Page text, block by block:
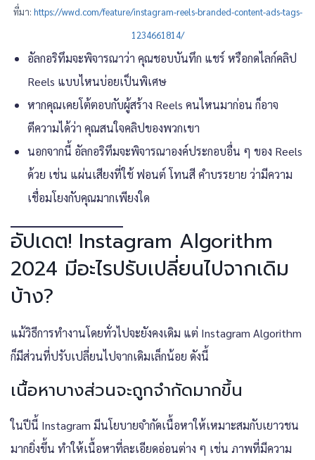
ที่มา: https://wwd.com/feature/instagram-reels-branded-content-ads-tags-
1234661814/
อัลกอริทึมจะพิจารณาว่า คุณชอบบันทึก แชร์ หรือกดไลก์คลิป
Reels แบบไหนบ่อยเป็นพิเศษ
หากคุณเคยโต้ตอบกับผู้สร้าง Reels คนไหนมาก่อน ก็อาจ
ตีความได้ว่า คุณสนใจคลิปของพวกเขา
นอกจากนี้ อัลกอริทึมจะพิจารณาองค์ประกอบอื่น ๆ ของ Reels
ด้วย เช่น แผ่นเสียงที่ใช้ ฟอนต์ โทนสี คำบรรยาย ว่ามีความ
เชื่อมโยงกับคุณมากเพียงใด
อัปเดต! Instagram Algorithm
2024 มีอะไรปรับเปลี่ยนไปจากเดิม
บ้าง?
แม้วิธีการทำงานโดยทั่วไปจะยังคงเดิม แต่ Instagram Algorithm
ก็มีส่วนที่ปรับเปลี่ยนไปจากเดิมเล็กน้อย ดังนี้
เนื้อหาบางส่วนจะถูกจำกัดมากขึ้น
ในปีนี้ Instagram มีนโยบายจำกัดเนื้อหาให้เหมาะสมกับเยาวชน
มากยิ่งขึ้น ทำให้เนื้อหาที่ละเอียดอ่อนต่าง ๆ เช่น ภาพที่มีความ